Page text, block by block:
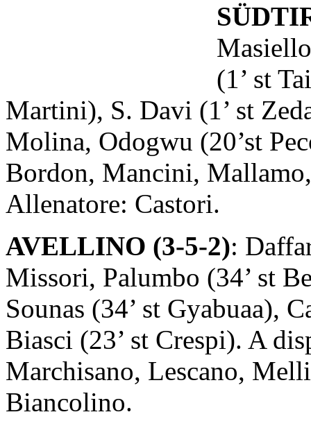
(1’ st
Martini), S. Davi (1’ st
Molina, Odogwu (20’st
Bordon, Mancini,
Allenatore: Castori.
AVELLINO (3-5-2):
Missori, Palumbo (34’ st
Sounas (34’ st Gyabuaa),
Biasci (23’ st Crespi). A
Marchisano, Lescano,
Biancolino.